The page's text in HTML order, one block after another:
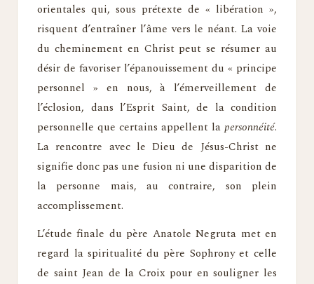
orientales qui, sous prétexte de « libération »,
risquent d’entraîner l’âme vers le néant. La voie
du cheminement en Christ peut se résumer au
désir de favoriser l’épanouissement du « principe
personnel » en nous, à l’émerveillement de
l’éclosion, dans l’Esprit Saint, de la condition
personnelle que certains appellent la personnéité.
La rencontre avec le Dieu de Jésus-Christ ne
signifie donc pas une fusion ni une disparition de
la personne mais, au contraire, son plein
accomplissement.
L’étude finale du père Anatole Negruta met en
regard la spiritualité du père Sophrony et celle
de saint Jean de la Croix pour en souligner les